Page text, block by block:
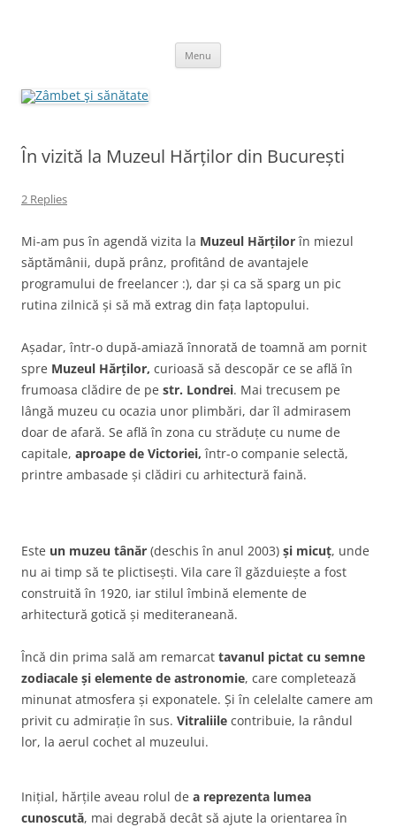
Menu
În vizită la Muzeul Hărților din București
2 Replies
Mi-am pus în agendă vizita la Muzeul Hărțilorîn miezul
săptămânii, după prânz, profitând de avantajele
programului de freelancer :), dar și ca să sparg un pic
rutina zilnică și să mă extrag din fața laptopului.
Așadar, într-o după-amiază înnorată de toamnă am pornit
spre Muzeul Hărților, curioasă să descopăr ce se află în
frumoasa clădire de pe str. Londrei. Mai trecusem pe
lângă muzeu cu ocazia unor plimbări, dar îl admirasem
doar de afară. Se află în zona cu străduțe cu nume de
capitale, aproape de Victoriei, într-o companie selectă,
printre ambasade și clădiri cu arhitectură faină.
Este un muzeu tânăr (deschis în anul 2003) și micuț, unde
nu ai timp să te plictisești. Vila care îl găzduiește a fost
construită în 1920, iar stilul îmbină elemente de
arhitectură gotică și mediteraneană.
Încă din prima sală am remarcat tavanul pictat cu semne
zodiacale și elemente de astronomie, care completează
minunat atmosfera și exponatele. Și în celelalte camere am
privit cu admirație în sus. Vitraliile contribuie, la rândul
lor, la aerul cochet al muzeului.
Inițial, hărțile aveau rolul de a reprezenta lumea
cunoscută, mai degrabă decât să ajute la orientarea în